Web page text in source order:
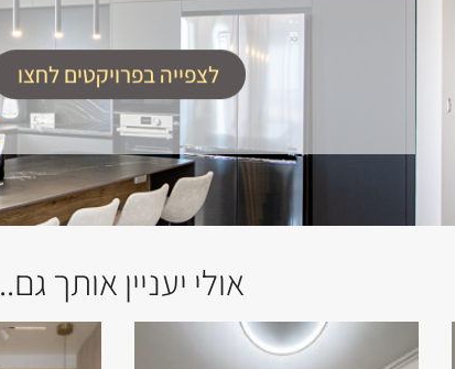
לצפייה בפרויקטים לחצו
אולי יעניין אותך גם...